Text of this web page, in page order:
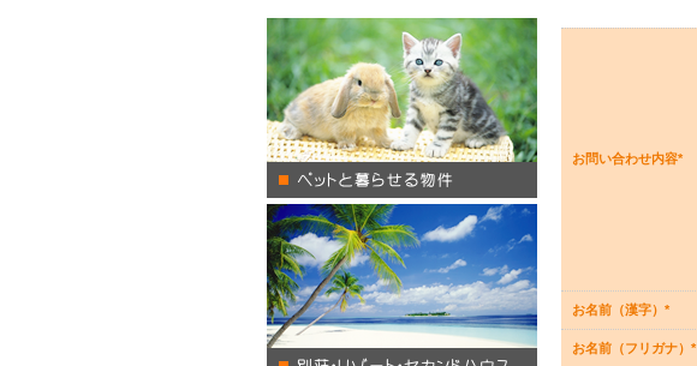
お問い合わせ内容*
お名前（漢字）*
お名前（フリガナ）*